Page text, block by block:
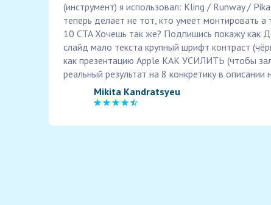
(инструмент) я использовал: Kling / Runway /
теперь делает не тот, кто умеет монтировать
10 CTA Хочешь так же? Подпишись покажу как
слайд мало текста крупный шрифт контраст
как презентацию Apple КАК УСИЛИТЬ (чтобы
реальный результат на 8 конкретику в
Mikita Kandratsyeu